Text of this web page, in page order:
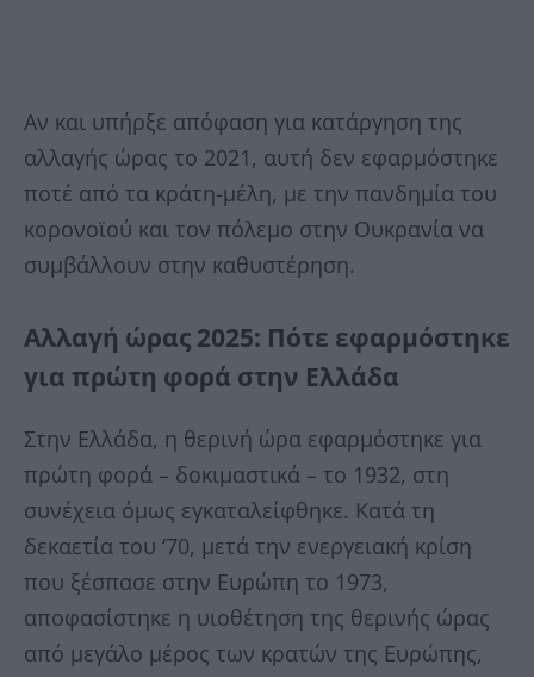
Αν και υπήρξε απόφαση για κατάργηση της
αλλαγής ώρας το 2021, αυτή δεν εφαρμόστηκε
ποτέ από τα κράτη-μέλη, με την πανδημία του
κορονοϊού και τον πόλεμο στην Ουκρανία να
συμβάλλουν στην καθυστέρηση.
Αλλαγή ώρας 2025: Πότε εφαρμόστηκε
για πρώτη φορά στην Ελλάδα
Στην Ελλάδα, η θερινή ώρα εφαρμόστηκε για
πρώτη φορά – δοκιμαστικά – το 1932, στη
συνέχεια όμως εγκαταλείφθηκε. Κατά τη
δεκαετία του ‘70, μετά την ενεργειακή κρίση
που ξέσπασε στην Ευρώπη το 1973,
αποφασίστηκε η υιοθέτηση της θερινής ώρας
από μεγάλο μέρος των κρατών της Ευρώπης,